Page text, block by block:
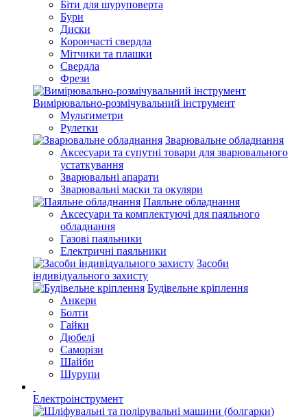
Біти для шуруповерта
Бури
Диски
Корончасті свердла
Мітчики та плашки
Свердла
Фрези
Вимірювально-розмічувальний інструмент
Мультиметри
Рулетки
Зварювальне обладнання
Аксесуари та супутні товари для зварювального
устаткування
Зварювальні апарати
Зварювальні маски та окуляри
Паяльне обладнання
Аксесуари та комплектуючі для паяльного
обладнання
Газові паяльники
Електричні паяльники
Засоби
індивідуального захисту
Будівельне кріплення
Анкери
Болти
Гайки
Дюбелі
Саморізи
Шайби
Шурупи
Електроінструмент